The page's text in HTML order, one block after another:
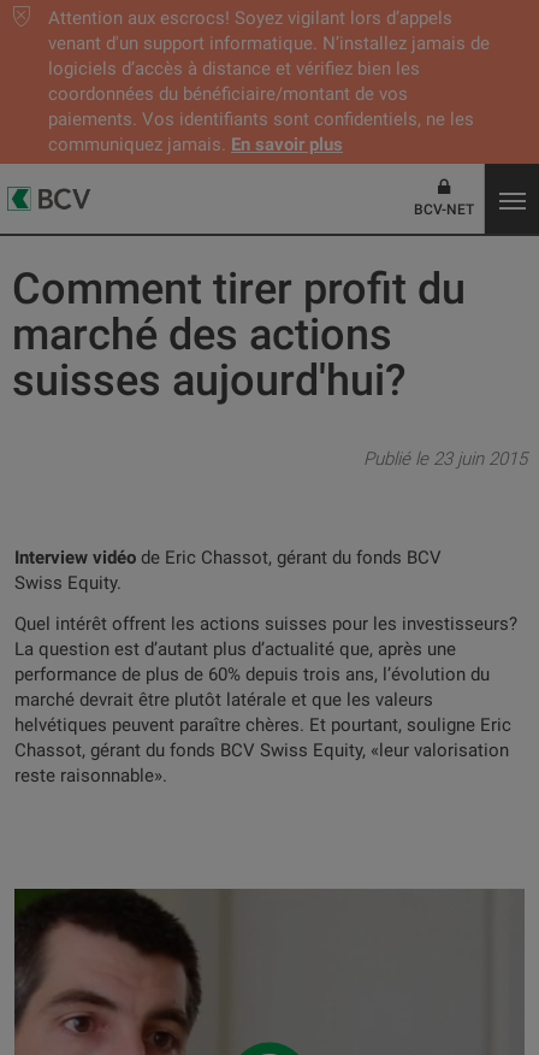
Attention aux escrocs! Soyez vigilant lors d’appels
venant d'un support informatique. N’installez jamais de
logiciels d’accès à distance et vérifiez bien les
coordonnées du bénéficiaire/montant de vos
paiements. Vos identifiants sont confidentiels, ne les
communiquez jamais. En savoir plus
BCV-NET
Comment tirer profit du
marché des actions
suisses aujourd'hui?
Publié le 23 juin 2015
Interview vidéo de Eric Chassot, gérant du fonds BCV
Swiss Equity.
Quel intérêt offrent les actions suisses pour les investisseurs?
La question est d’autant plus d’actualité que, après une
performance de plus de 60% depuis trois ans, l’évolution du
marché devrait être plutôt latérale et que les valeurs
helvétiques peuvent paraître chères. Et pourtant, souligne Eric
Chassot, gérant du fonds BCV Swiss Equity, «leur valorisation
reste raisonnable».